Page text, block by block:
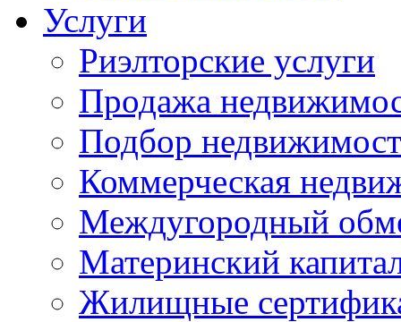
Услуги
Риэлторские услуги
Продажа
Подбор
Коммерческая
Междугородный
Материнский
Жилищные